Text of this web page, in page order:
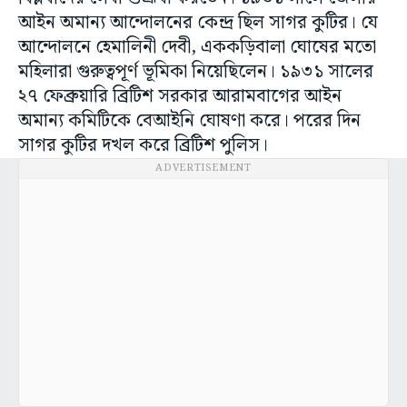
আইন অমান্য আন্দোলনের কেন্দ্র ছিল সাগর কুটির। যে
আন্দোলনে হেমালিনী দেবী, এককড়িবালা ঘোষের মতো
মহিলারা গুরুত্বপূর্ণ ভূমিকা নিয়েছিলেন। ১৯৩১ সালের
২৭ ফেব্রুয়ারি ব্রিটিশ সরকার আরামবাগের আইন
অমান্য কমিটিকে বেআইনি ঘোষণা করে। পরের দিন
সাগর কুটির দখল করে ব্রিটিশ পুলিস।
ADVERTISEMENT